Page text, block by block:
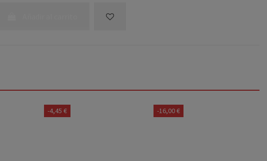
-4,45 € -16,00 €